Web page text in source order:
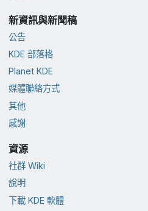
新資訊與新聞稿
公告
KDE 部落格
Planet KDE
媒體聯絡方式
其他
感謝
資源
社群 Wiki
說明
下載 KDE 軟體